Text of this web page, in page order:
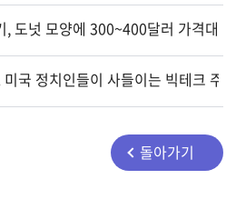
, 도넛 모양에 300~400달러 가격대
국 정치인들이 사들이는 빅테크 주
돌아가기